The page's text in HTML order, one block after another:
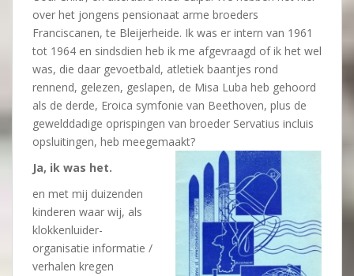
over het jongens pensionaat arme broeders
Franciscanen, te Bleijerheide. Ik was er intern van 1961
tot 1964 en sindsdien heb ik me afgevraagd of ik het wel
was, die daar gevoetbald, atletiek baantjes rond
rennend, gelezen, geslapen, de Misa Luba heb gehoord
als de derde, Eroica symfonie van Beethoven, plus de
gewelddadige oprispingen van broeder Servatius incluis
opsluitingen, heb meegemaakt?
Ja, ik was het.
en met mij duizenden
kinderen waar wij, als
klokkenluider-
organisatie informatie /
verhalen kregen